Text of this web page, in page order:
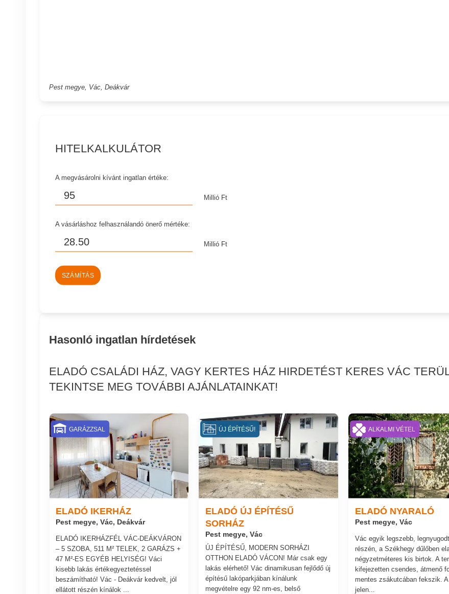
Pest megye, Vác, Deákvár
HITELKALKULÁTOR
A megvásárolni kívánt ingatlan értéke:
Millió Ft
A vásárláshoz felhasználandó önerő mértéke:
Millió Ft
SZÁMÍTÁS
Hasonló ingatlan hírdetések
ELADÓ CSALÁDI HÁZ, VAGY KERTES HÁZ HIRDETÉST KERES VÁC
TEKINTSE MEG TOVÁBBI AJÁNLATAINKAT!
ELADÓ IKERHÁZ
Pest megye, Vác, Deákvár
ELADÓ IKERHÁZFÉL VÁC-DEÁKVÁRON
– 5 SZOBA, 511 M² TELEK, 2 GARÁZS +
47 M²-ES EGYÉB HELYISÉG! Váci
kisebb lakás értékegyeztetéssel
beszámítható! Vác - Deákvár kedvelt, jól
ellátott részén kínálok ...
GARÁZZSAL
ELADÓ ÚJ ÉPÍTÉSŰ
SORHÁZ
Pest megye, Vác
ÚJ ÉPÍTÉSŰ, MODERN SORHÁZI
OTTHON ELADÓ VÁCON! Már csak egy
lakás elérhető! Vác dinamikusan fejlődő új
építésű lakóparkjában kínálunk
megvételre egy 92 nm-es, belső
ÚJ ÉPÍTÉSŰ!
ELADÓ NYARALÓ
Pest megye, Vác
Vác egyik legszebb,
részén, a Székhegy dűlőben
négyzetméteres kis birtok. A
kifejezetten csendes, átmenő
mentes zsákutcában fekszik.
jelen...
ALKALMI VÉTEL